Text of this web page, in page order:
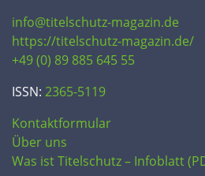
info@titelschutz-magazin.de
https://titelschutz-magazin.de/
+49 (0) 89 885 645 55
ISSN: 2365-5119
Kontaktformular
Über uns
Was ist Titelschutz – Infoblatt